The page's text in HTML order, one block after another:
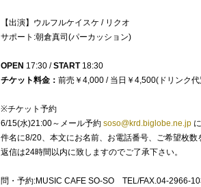
【出演】ウルフルケイスケ / リクオ
サポート:朝倉真司(パーカッション)
OPEN 17:30 /START18:30
チケット料金： 前売￥4,000 / 当日￥4,500(ドリンク
※チケット予約
6/15(水)21:00～メール予約 soso@krd.biglobe.ne.jp
件名に8/20、本文にお名前、お電話番号、ご希望枚数
返信は24時間以内に致しますのでご了承下さい。
問・予約:MUSIC CAFE SO-SO TEL/FAX.04-2966-